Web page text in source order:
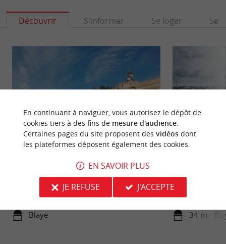
Découvrir S'informer Se loger Se
immersion captivante dans l' histoire fascinante
Blaye
flanc de falaise
34 m -
En continuant à naviguer, vous autorisez le dépôt de
cookies tiers à des fins de mesure d'audience.
Certaines pages du site proposent des vidéosdont
les plateformes déposent également des cookies.
EN SAVOIR PLUS
JE REFUSE
J'ACCEPTE